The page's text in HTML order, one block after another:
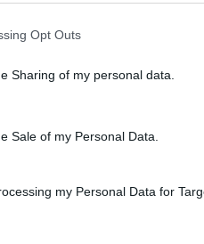
Opt Outs
Sharing of my personal data.
Sale of my Personal Data.
my Personal Data for